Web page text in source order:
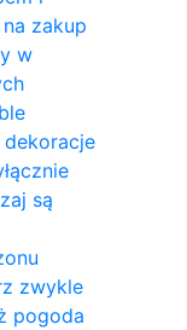
zakup
w
są
zwykle
pogoda